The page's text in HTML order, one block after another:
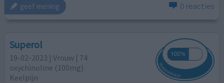
geef mening 0 reacties
Superol
19-02-2023 | Vrouw | 74
oxychinoline (100mg)
Keelpijn